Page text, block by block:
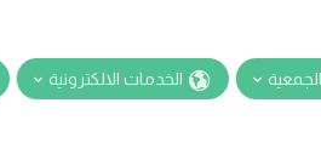
الخدمات الالكترونية